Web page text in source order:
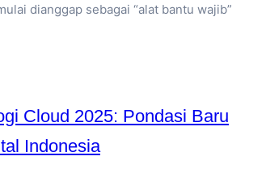
dianggap sebagai “alat bantu wajib”
Cloud 2025: Pondasi Baru
Indonesia